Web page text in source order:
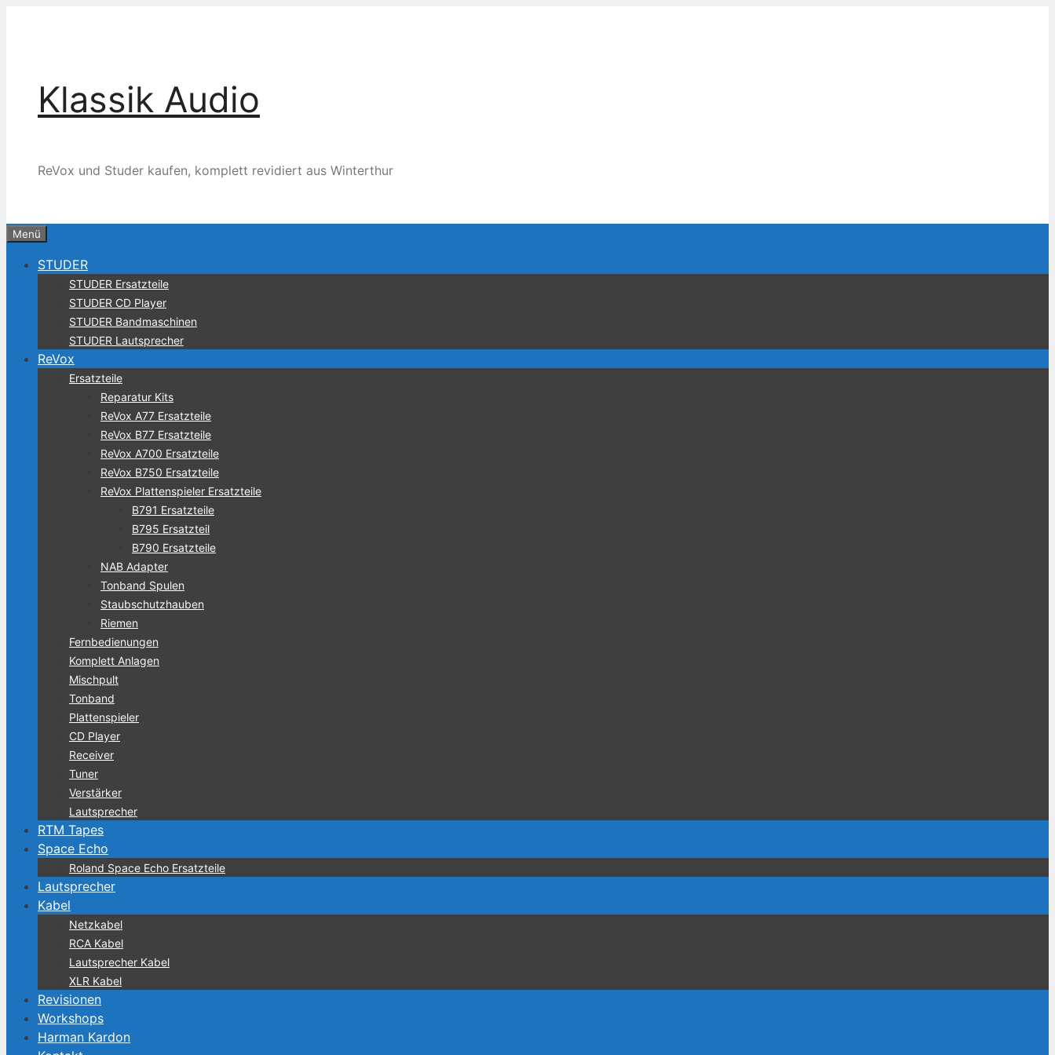
Klassik Audio
ReVox und Studer kaufen, komplett revidiert aus Winterthur
Menü
STUDER
STUDER Ersatzteile
STUDER CD Player
STUDER Bandmaschinen
STUDER Lautsprecher
ReVox
Ersatzteile
Reparatur Kits
ReVox A77 Ersatzteile
ReVox B77 Ersatzteile
ReVox A700 Ersatzteile
ReVox B750 Ersatzteile
ReVox Plattenspieler Ersatzteile
B791 Ersatzteile
B795 Ersatzteil
B790 Ersatzteile
NAB Adapter
Tonband Spulen
Staubschutzhauben
Riemen
Fernbedienungen
Komplett Anlagen
Mischpult
Tonband
Plattenspieler
CD Player
Receiver
Tuner
Verstärker
Lautsprecher
RTM Tapes
Space Echo
Roland Space Echo Ersatzteile
Lautsprecher
Kabel
Netzkabel
RCA Kabel
Lautsprecher Kabel
XLR Kabel
Revisionen
Workshops
Harman Kardon